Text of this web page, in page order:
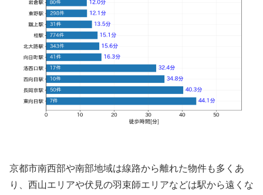
京都市南西部や南部地域は線路から離れた物件も多くあ
り、西山エリアや伏見の羽束師エリアなどは駅から遠くな